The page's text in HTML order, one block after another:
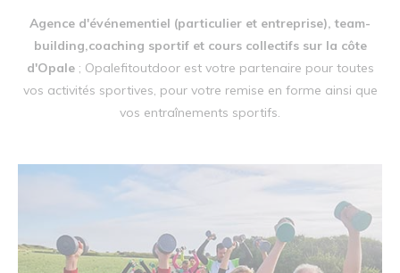
Agence d'événementiel (particulier et entreprise), team-
building,coaching sportif et cours collectifs sur la côte
d'Opale; Opalefitoutdoor est votre partenaire pour toutes
vos activités sportives, pour votre remise en forme ainsi que
vos entraînements sportifs.